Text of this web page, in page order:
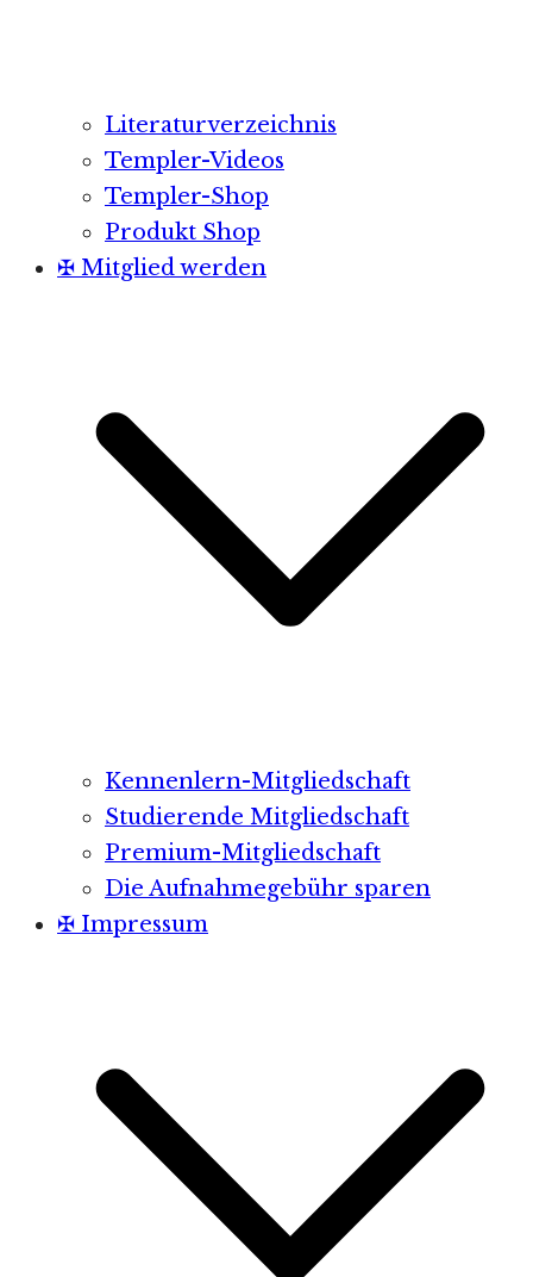
Literaturverzeichnis
Templer-Videos
Templer-Shop
Produkt Shop
✠ Mitglied werden
Kennenlern-Mitgliedschaft
Studierende Mitgliedschaft
Premium-Mitgliedschaft
Die Aufnahmegebühr sparen
✠ Impressum